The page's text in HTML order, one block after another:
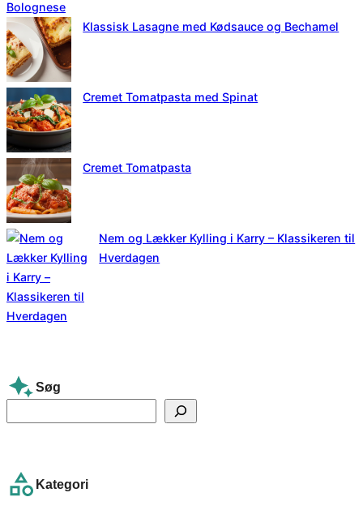
Klassisk Lasagne med Kødsauce og Bechamel
Cremet Tomatpasta med Spinat
Cremet Tomatpasta
Nem og Lækker Kylling i Karry – Klassikeren til
Hverdagen
Søg
e
c
Kategori